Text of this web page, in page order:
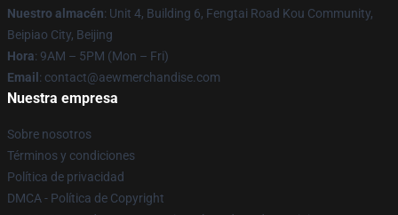
Nuestro almacén: Unit 4, Building 6, Fengtai Road Kou Community,
Beipiao City, Beijing
Hora: 9AM – 5PM (Mon – Fri)
Email : contact@aewmerchandise.com
Nuestra empresa
Sobre nosotros
Términos y condiciones
Política de privacidad
DMCA - Política de Copyright